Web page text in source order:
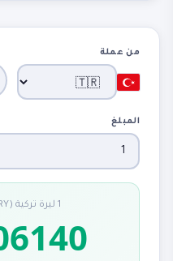
من عملة
المبلغ
1 ليرة تركية (TRY) = 0.06140 د.ت